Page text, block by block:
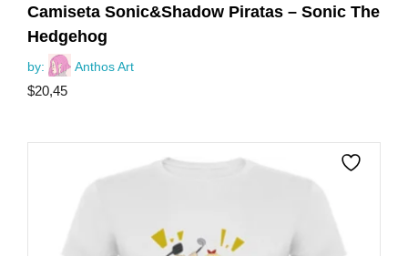
Camiseta Sonic&Shadow Piratas – Sonic The
Hedgehog
by: Anthos Art
$20,45